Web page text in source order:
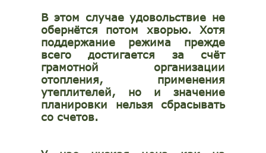
В этом случае удовольствие не
обернётся потом хворью. Хотя
поддержание режима прежде
всего достигается за счёт
грамотной организации
отопления, применения
утеплителей, но и значение
планировки нельзя сбрасывать
со счетов.